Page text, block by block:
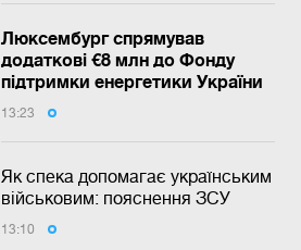
Люксембург спрямував
додаткові €8 млн до Фонду
підтримки енергетики України
13:23
Як спека допомагає українським
військовим: пояснення ЗСУ
13:10